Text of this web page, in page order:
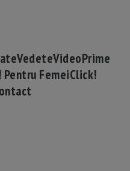
VedeteVideoPrime
Pentru FemeiClick!